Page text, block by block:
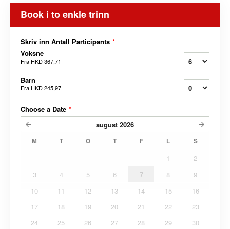
Book i to enkle trinn
Skriv inn Antall Participants *
Voksne
Fra HKD 367,71
Barn
Fra HKD 245,97
Choose a Date *
august 2026
M T O T F L S
1
2
3
4 5 6 7 8
9
10
11 12 13 14 15
16
17
18 19 20 21 22
23
24
25 26 27 28 29
30